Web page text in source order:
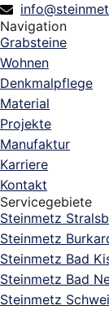
Navigation
Grabsteine
Wohnen
Denkmalpflege
Material
Projekte
Manufaktur
Karriere
Kontakt
Servicegebiete
Steinmetz
Steinmetz
Steinmetz Bad
Steinmetz Bad
Steinmetz